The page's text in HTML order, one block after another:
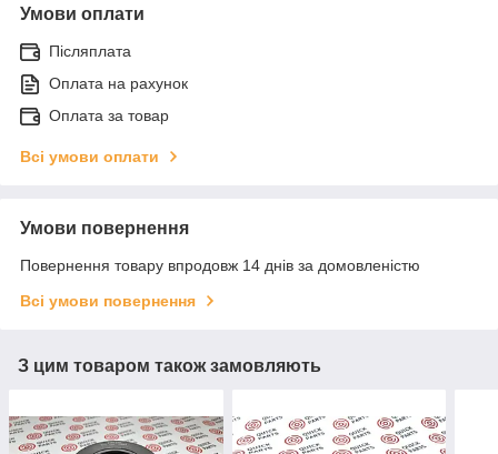
Умови оплати
Післяплата
Оплата на рахунок
Оплата за товар
Всі умови оплати
Умови повернення
Повернення товару впродовж 14 днів за домовленістю
Всі умови повернення
З цим товаром також замовляють